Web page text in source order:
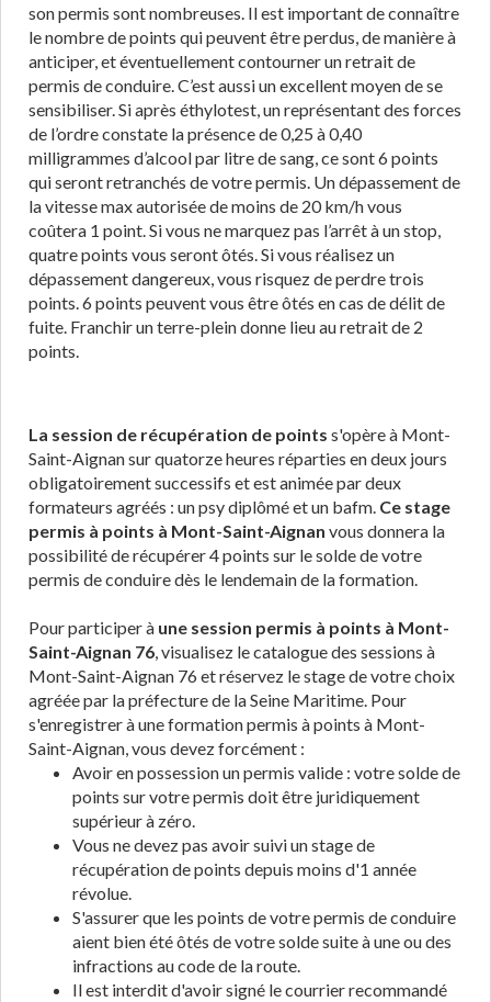
son permis sont nombreuses. Il est important de connaître
le nombre de points qui peuvent être perdus, de manière à
anticiper, et éventuellement contourner un retrait de
permis de conduire. C’est aussi un excellent moyen de se
sensibiliser. Si après éthylotest, un représentant des forces
de l’ordre constate la présence de 0,25 à 0,40
milligrammes d’alcool par litre de sang, ce sont 6 points
qui seront retranchés de votre permis. Un dépassement de
la vitesse max autorisée de moins de 20 km/h vous
coûtera 1 point. Si vous ne marquez pas l’arrêt à un stop,
quatre points vous seront ôtés. Si vous réalisez un
dépassement dangereux, vous risquez de perdre trois
points. 6 points peuvent vous être ôtés en cas de délit de
fuite. Franchir un terre-plein donne lieu au retrait de 2
points.
La session de récupération de points s'opère à Mont-
Saint-Aignan sur quatorze heures réparties en deux jours
obligatoirement successifs et est animée par deux
formateurs agréés : un psy diplômé et un bafm. Ce stage
permis à points à Mont-Saint-Aignan vous donnera la
possibilité de récupérer 4 points sur le solde de votre
permis de conduire dès le lendemain de la formation.
Pour participer à une session permis à points à Mont-
Saint-Aignan 76, visualisez le catalogue des sessions à
Mont-Saint-Aignan 76 et réservez le stage de votre choix
agréée par la préfecture de la Seine Maritime. Pour
s'enregistrer à une formation permis à points à Mont-
Saint-Aignan, vous devez forcément :
Avoir en possession un permis valide : votre solde de
points sur votre permis doit être juridiquement
supérieur à zéro.
Vous ne devez pas avoir suivi un stage de
récupération de points depuis moins d'1 année
révolue.
S'assurer que les points de votre permis de conduire
aient bien été ôtés de votre solde suite à une ou des
infractions au code de la route.
Il est interdit d'avoir signé le courrier recommandé